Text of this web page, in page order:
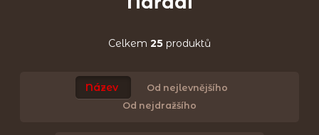
Celkem 25 produktů
Název
Od nejlevnějšího
Od nejdražšího